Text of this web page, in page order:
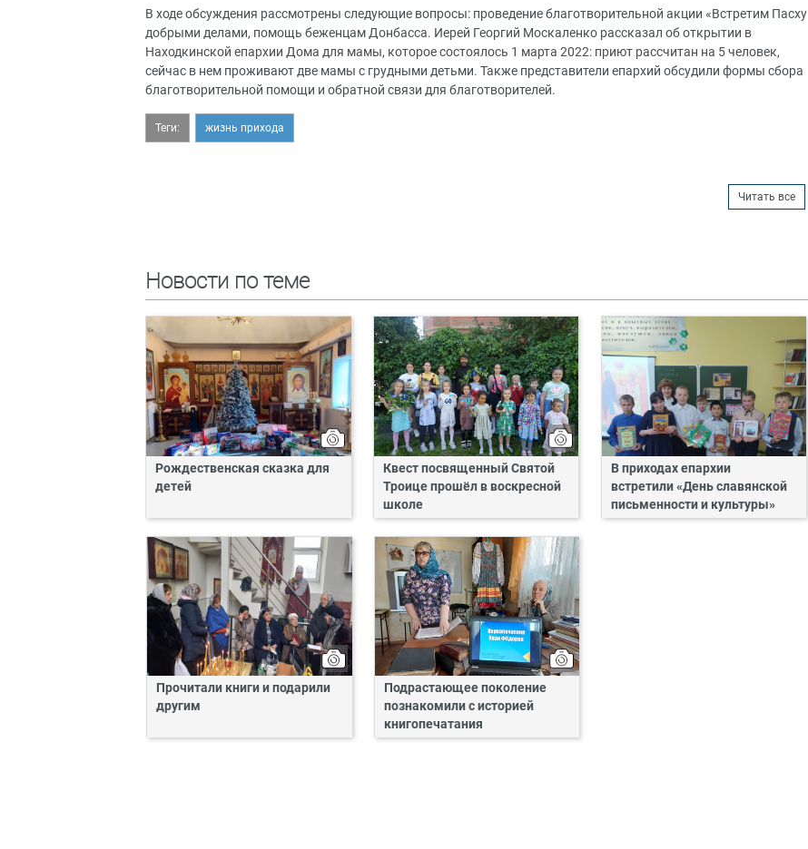
В ходе обсуждения рассмотрены следующие вопросы: проведение благотворительной акции «Встретим Пасху
добрыми делами, помощь беженцам Донбасса. Иерей Георгий Москаленко рассказал об открытии в
Находкинской епархии Дома для мамы, которое состоялось 1 марта 2022: приют рассчитан на 5 человек,
сейчас в нем проживают две мамы с грудными детьми. Также представители епархий обсудили формы сбора
благотворительной помощи и обратной связи для благотворителей.
Теги: жизнь прихода
Читать все
Новости по теме
Рождественская сказка для
детей
Квест посвященный Святой
Троице прошёл в воскресной
школе
В приходах епархии
встретили «День славянской
письменности и культуры»
Прочитали книги и подарили
другим
Подрастающее поколение
познакомили с историей
книгопечатания